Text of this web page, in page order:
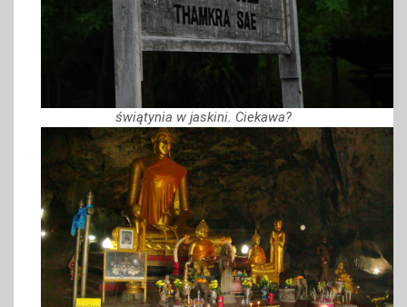
świątynia w jaskini. Ciekawa?